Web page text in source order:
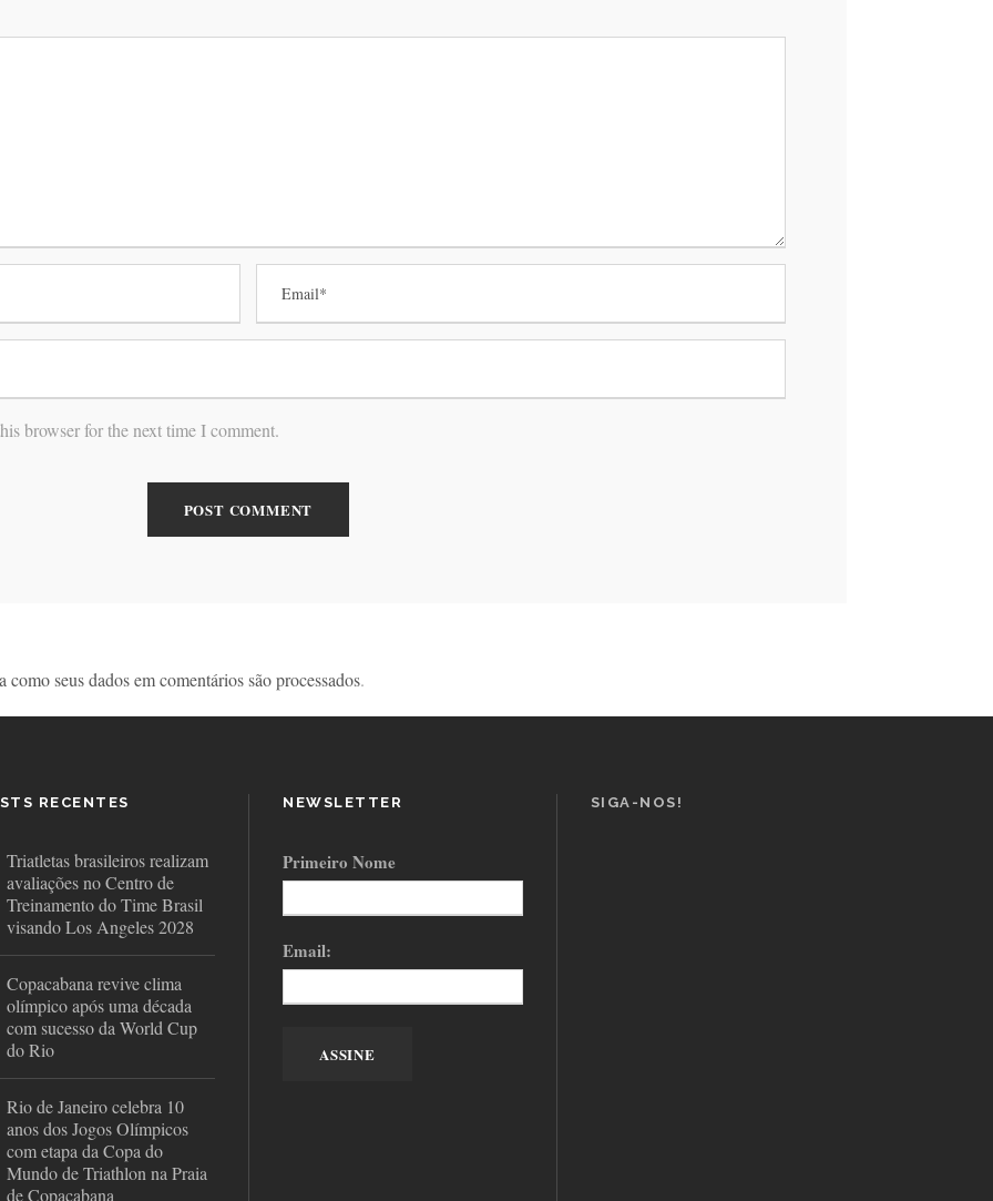
browser for the next time I comment.
como seus dados em comentários são processados.
RECENTES
Triatletas brasileiros realizam
avaliações no Centro de
Treinamento do Time Brasil
visando Los Angeles 2028
Copacabana revive clima
olímpico após uma década
com sucesso da World Cup
do Rio
Rio de Janeiro celebra 10
anos dos Jogos Olímpicos
com etapa da Copa do
Mundo de Triathlon na Praia
de Copacabana
NEWSLETTER
Primeiro Nome
Email:
SIGA-NOS!